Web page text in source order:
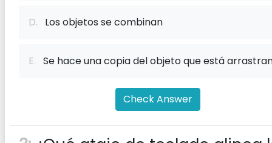
D. Los objetos se combinan
E. Se hace una copia del objeto que está
Check Answer